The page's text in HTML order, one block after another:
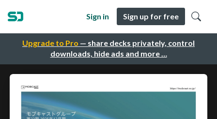
Upgrade to Pro — share decks privately, control
downloads, hide ads and more …
Sign in Sign up for free